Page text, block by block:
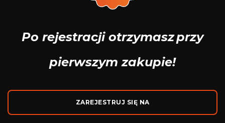
Po rejestracji otrzymaszprzy
pierwszym zakupie!
ZAREJESTRUJ SIĘ NA